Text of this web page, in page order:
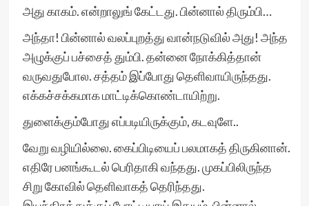
அது காகம். என்றாலுங் கேட்டது. பின்னால் திரும்பி…
அந்தா! பின்னால் வலப்புறத்து வான்நடுவில் அது! அந்த
அழுக்குப் பச்சைத் தும்பி. தன்னை நோக்கித்தான்
வருவதுபோல. சத்தம் இப்போது தெளிவாயிருந்தது.
எக்கச்சக்கமாக மாட்டிக்கொண்டாயிற்று.
துளைக்கும்போது எப்படியிருக்கும், கடவுளே..
வேறு வழியில்லை. கைப்பிடியைப் பலமாகத் திருகினான்.
எதிரே பனங்கூடல் பெரிதாகி வந்தது. முகப்பிலிருந்த
சிறு கோவில் தெளிவாகத் தெரிந்தது.